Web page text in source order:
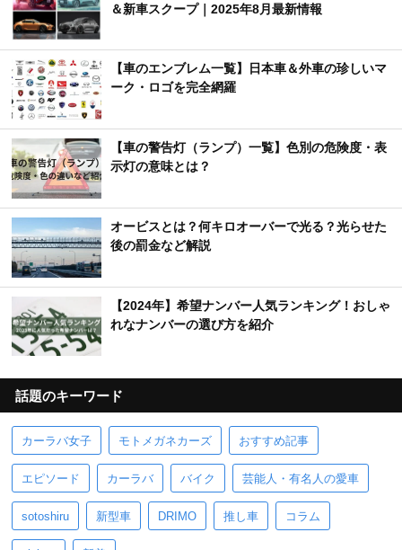
＆新車スクープ｜2025年8月最新情報
【車のエンブレム一覧】日本車＆外車の珍しいマ
ーク・ロゴを完全網羅
【車の警告灯（ランプ）一覧】色別の危険度・表
示灯の意味とは？
オービスとは？何キロオーバーで光る？光らせた
後の罰金など解説
【2024年】希望ナンバー人気ランキング！おしゃ
れなナンバーの選び方を紹介
話題のキーワード
カーラバ女子 モトメガネカーズ おすすめ記事
エピソード カーラバ バイク 芸能人・有名人の愛車
sotoshiru 新型車 DRIMO 推し車 コラム